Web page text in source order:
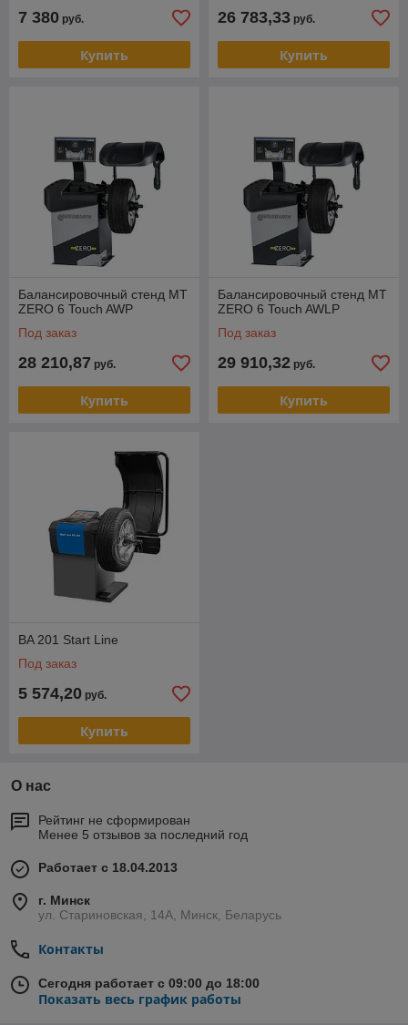
7 380 руб.
Купить
26 783,33 руб.
Купить
Балансировочный стенд MT
ZERO 6 Touch AWP
Под заказ
28 210,87 руб.
Купить
Балансировочный стенд MT
ZERO 6 Touch AWLP
Под заказ
29 910,32 руб.
Купить
BA 201 Start Line
Под заказ
5 574,20 руб.
Купить
О нас
Рейтинг не сформирован
Менее 5 отзывов за последний год
Работает с 18.04.2013
г. Минск
ул. Стариновская, 14А, Минск, Беларусь
Контакты
Сегодня работает с 09:00 до 18:00
Показать весь график работы